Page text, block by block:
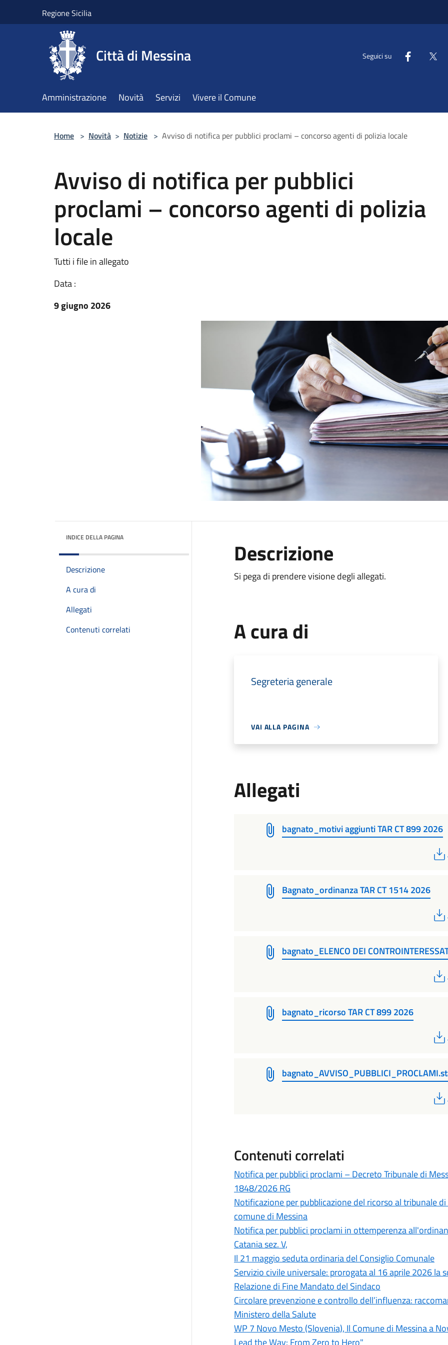
Regione Sicilia
Città di Messina Seguici su
Amministrazione Novità Servizi Vivere il Comune
Home > Novità > Notizie > Avviso di notifica per pubblici proclami – concorso agenti di polizia locale
Avviso di notifica per pubblici
proclami – concorso agenti di polizia
locale
Tutti i file in allegato
Data :
9 giugno 2026
INDICE DELLA PAGINA
Descrizione
A cura di
Allegati
Contenuti correlati
Descrizione
Si pega di prendere visione degli allegati.
A cura di
Segreteria generale
VAI ALLA PAGINA
Allegati
bagnato_motivi aggiunti TAR CT 899 2026
Bagnato_ordinanza TAR CT 1514 2026
bagnato_ELENCO DEI
bagnato_ricorso TAR CT 899 2026
Contenuti correlati
Notifica per pubblici proclami – Decreto Tribunale di
1848/2026 RG
Notificazione per pubblicazione del ricorso al tribunale
comune di Messina
Notifica per pubblici proclami in ottemperenza
Catania sez. V,
Il 21 maggio seduta ordinaria del Consiglio Comunale
Servizio civile universale: prorogata al 16 aprile 2026 la
Relazione di Fine Mandato del Sindaco
Circolare prevenzione e controllo dell’influenza:
Ministero della Salute
WP 7 Novo Mesto (Slovenia), Il Comune di Messina a
Lead the Way: From Zero to Hero"